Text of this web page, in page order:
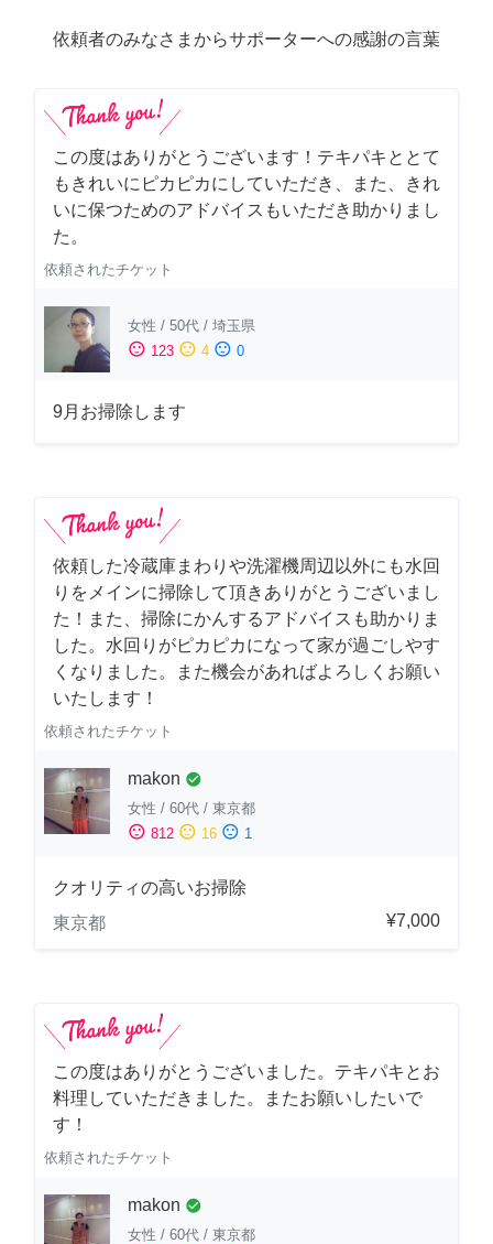
依頼者のみなさまからサポーターへの感謝の言葉
この度はありがとうございます！テキパキととて
もきれいにピカピカにしていただき、また、きれ
いに保つためのアドバイスもいただき助かりまし
た。
依頼されたチケット
女性 / 50代 / 埼玉県
sentiment_satisfied 123 sentiment_neutral 4 sentiment_dissatisfied 0
9月お掃除します
依頼した冷蔵庫まわりや洗濯機周辺以外にも水回
りをメインに掃除して頂きありがとうございまし
た！また、掃除にかんするアドバイスも助かりま
した。水回りがピカピカになって家が過ごしやす
くなりました。また機会があればよろしくお願い
いたします！
依頼されたチケット
makon check_circle
女性 / 60代 / 東京都
sentiment_satisfied 812 sentiment_neutral 16 sentiment_dissatisfied 1
クオリティの高いお掃除
東京都
¥7,000
この度はありがとうございました。テキパキとお
料理していただきました。またお願いしたいで
す！
依頼されたチケット
makon check_circle
女性 / 60代 / 東京都